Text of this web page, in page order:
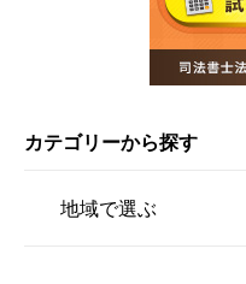
カテゴリーから探す
地域で選ぶ